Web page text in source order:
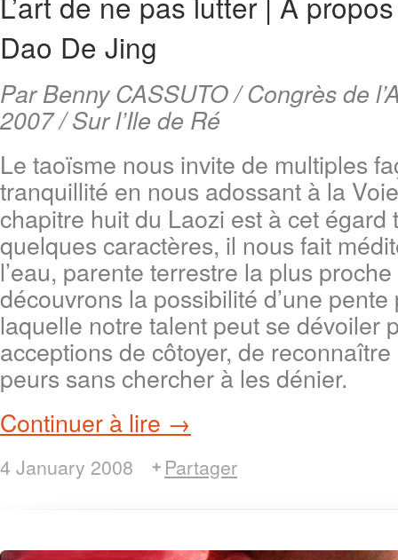
Dao De Jing
Par Benny CASSUTO / Congrès de
2007 / Sur l’Ile de Ré
Le taoïsme nous invite de multiples
tranquillité en nous adossant à la
chapitre huit du Laozi est à cet égard
quelques caractères, il nous fait
l’eau, parente terrestre la plus
découvrons la possibilité d’une
laquelle notre talent peut se dévoiler
acceptions de côtoyer, de
peurs sans chercher à les dénier.
Continuer à lire →
4 January 2008 Partager